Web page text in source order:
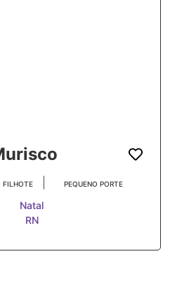
FILHOTE PEQUENO PORTE
Natal
RN